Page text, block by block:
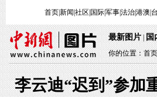
首页|新闻 社区 国际|军事|法治|港澳
最新图片|国
你的位置：首页
李云迪“迟到”参加